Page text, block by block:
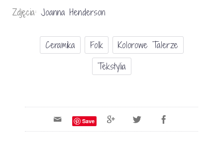
Zdjęcia: Joanna Henderson
Ceramika Folk
Kolorowe Talerze
Tekstylia
Save